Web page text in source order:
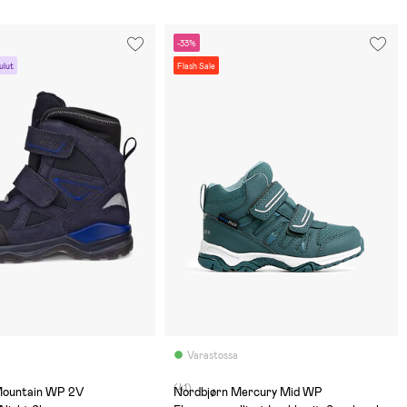
WP 2V
-33%
Flash Sale
Varastossa
(41)
Nordbjørn Mercury Mid WP